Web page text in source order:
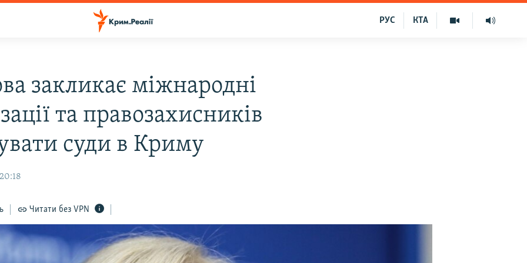
КТА
РУС
закликає міжнародні
та правозахисників
суди в Криму
Читати без VPN